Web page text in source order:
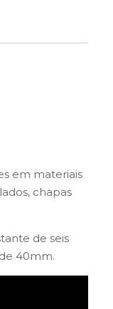
em materiais
chapas
de seis
40mm.